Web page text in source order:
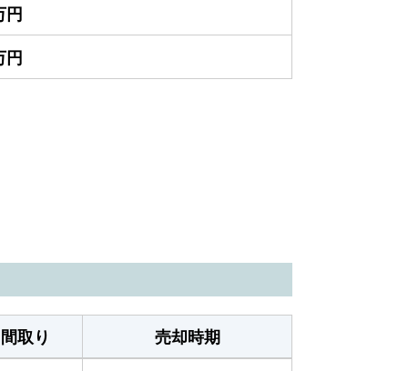
円
円
間取り
売却時期